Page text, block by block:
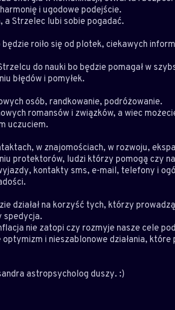
i ugodowe podejście.
a Strzelec lubi sobie pogadać.
roiło się od plotek, ciekawych
do nauki bo będzie pomagał w
błędów i pomyłek.
osób, randkowanie, podróżowanie.
romansów i związków, a wiec
uczuciem.
w znajomościach, w rozwoju,
protektorów, ludzi którzy pomogą czy
kontakty sms, e-mail, telefony i
działał na korzyść tych, którzy
spedycja.
nie zatopi czy rozmyje nasze cele
i nieszablonowe działania,
astropsycholog duszy. :)